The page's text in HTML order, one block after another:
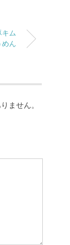
ム
めん
ません。